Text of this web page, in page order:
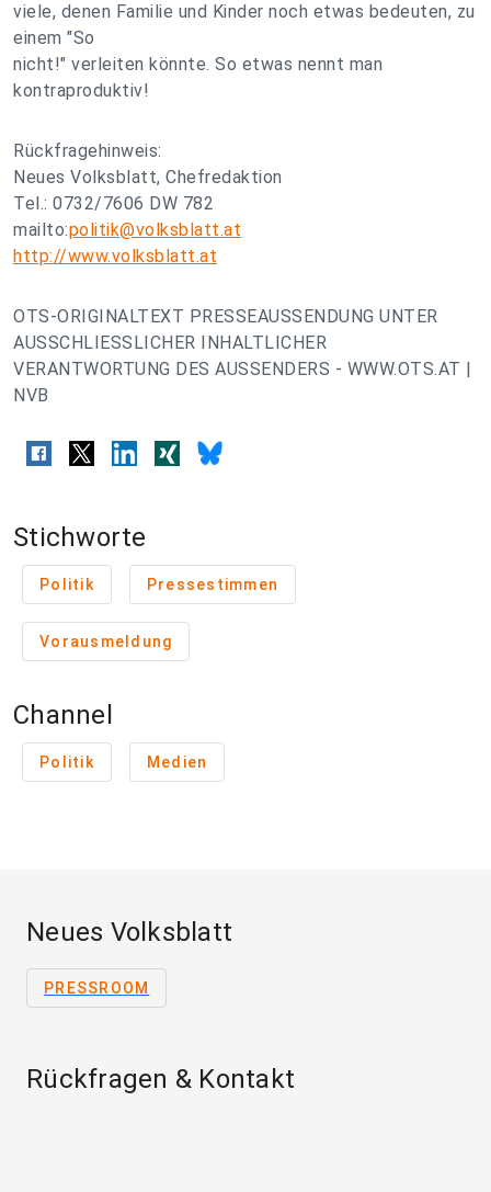
viele, denen Familie und Kinder noch etwas bedeuten, zu
einem "So
nicht!" verleiten könnte. So etwas nennt man
kontraproduktiv!
Rückfragehinweis:
Neues Volksblatt, Chefredaktion
Tel.: 0732/7606 DW 782
mailto:politik@volksblatt.at
http://www.volksblatt.at
OTS-ORIGINALTEXT PRESSEAUSSENDUNG UNTER
AUSSCHLIESSLICHER INHALTLICHER
VERANTWORTUNG DES AUSSENDERS - WWW.OTS.AT |
NVB
Stichworte
Politik Pressestimmen
Vorausmeldung
Channel
Politik Medien
Neues Volksblatt
PRESSROOM
Rückfragen & Kontakt